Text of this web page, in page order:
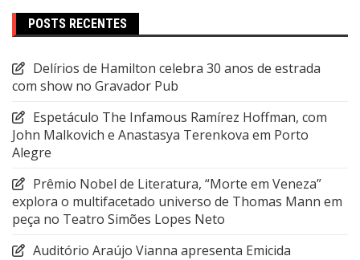
POSTS RECENTES
Delírios de Hamilton celebra 30 anos de estrada
com show no Gravador Pub
Espetáculo The Infamous Ramírez Hoffman, com
John Malkovich e Anastasya Terenkova em Porto
Alegre
Prêmio Nobel de Literatura, “Morte em Veneza”
explora o multifacetado universo de Thomas Mann em
peça no Teatro Simões Lopes Neto
Auditório Araújo Vianna apresenta Emicida